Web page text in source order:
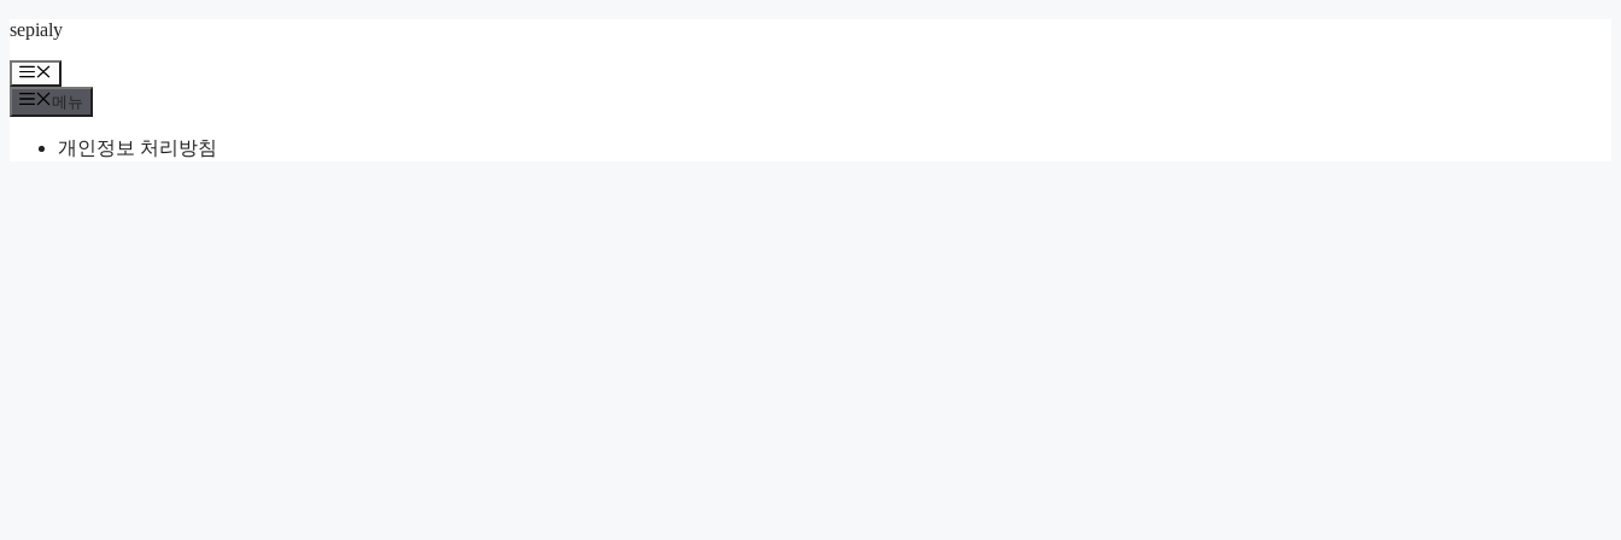
컨
츠
로
sepialy
메
뉴
메뉴
개인정보 처리방침